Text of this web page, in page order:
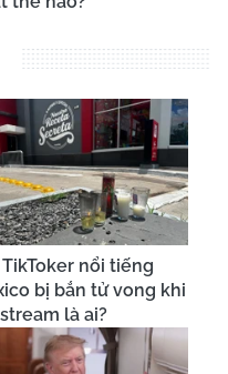
TikToker nổi tiếng
bị bắn tử vong khi
là ai?